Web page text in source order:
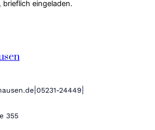
eingeladen.
05231-24449
355